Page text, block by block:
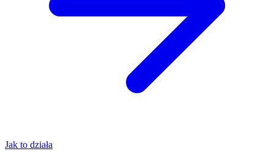
Jak to działa